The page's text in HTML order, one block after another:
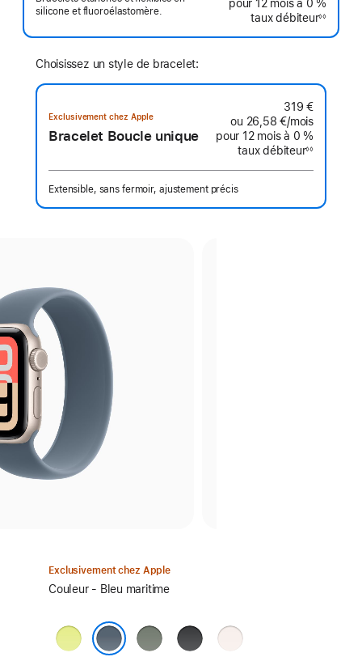
silicone et fluoroélastomère.
pour 12 mois à 0 %
taux débiteur◊◊
Choisissez un style de bracelet:
Exclusivement chez Apple
Bracelet Boucle unique
319 €
ou 26,58 €/mois
pour 12 mois à 0 %
taux débiteur
page
◊◊
Extensible, sans fermoir, ajustement précis
Exclusivement chez Apple
Sélectionnez
Couleur - Bleu maritime
Jaune
fluo
Gris
vert
Noir
Rose
tendre